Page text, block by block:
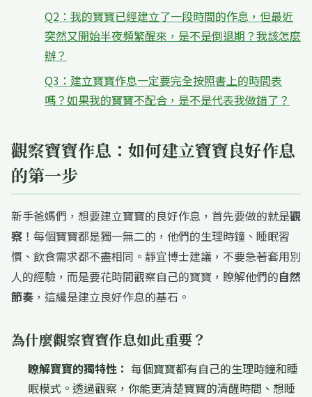
Q2：我的寶寶已經建立了一段時間的作息，但最近
突然又開始半夜頻繁醒來，是不是倒退期？我該怎麼
辦？
Q3：建立寶寶作息一定要完全按照書上的時間表
嗎？如果我的寶寶不配合，是不是代表我做錯了？
觀察寶寶作息：如何建立寶寶良好作息
的第一步
新手爸媽們，想要建立寶寶的良好作息，首先要做的就是觀
察 ！每個寶寶都是獨一無二的，他們的生理時鐘、睡眠習
慣、飲食需求都不盡相同。靜宜博士建議，不要急著套用別
人的經驗，而是要花時間觀察自己的寶寶，瞭解他們的自然
節奏 ，這纔是建立良好作息的基石。
為什麼觀察寶寶作息如此重要？
瞭解寶寶的獨特性： 每個寶寶都有自己的生理時鐘和睡
眠模式。透過觀察，你能更清楚寶寶的清醒時間、想睡